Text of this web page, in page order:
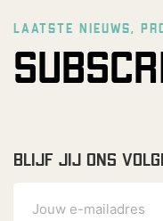
LAATSTE NIEUWS,
BLIJF JIJ ONS